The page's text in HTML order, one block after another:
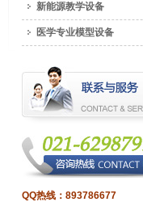
新能源教学设备
医学专业模型设备
QQ热线： 893786677